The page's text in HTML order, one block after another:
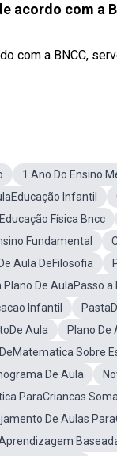
acordo com
com a BNCC,
1 Ano Do Ensino
Infantil
Física Bncc
Fundamental
Aula DeFilosofia
De AulaPasso a
Infantil
Aula
Plano De
Sobre
De Aula
ParaCriancas Soma
De Aulas